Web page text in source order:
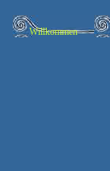
Willkommen